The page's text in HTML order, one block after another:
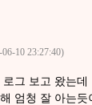
06-10 23:27:40)
그 보고 왔는데
엄청 잘 아는